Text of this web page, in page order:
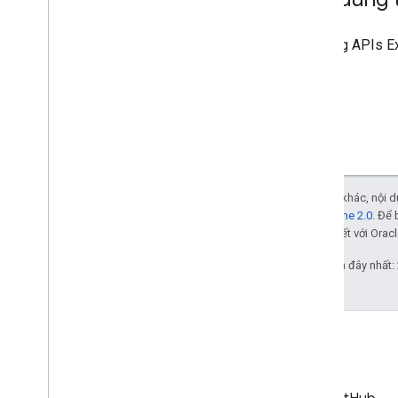
Sử dụng APIs
Trừ phi có lưu ý khác, nội
Giấy phép Apache 2.0 .
các đơn vị liên kết với
Cập nhật lần gần đây